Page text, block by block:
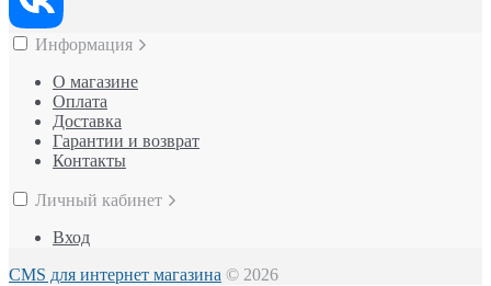
Информация
О магазине
Оплата
Доставка
Гарантии и возврат
Контакты
Личный кабинет
Вход
CMS для интернет магазина © 2026